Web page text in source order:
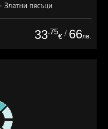
Златни пясъци
33.75
€ / 66лв.